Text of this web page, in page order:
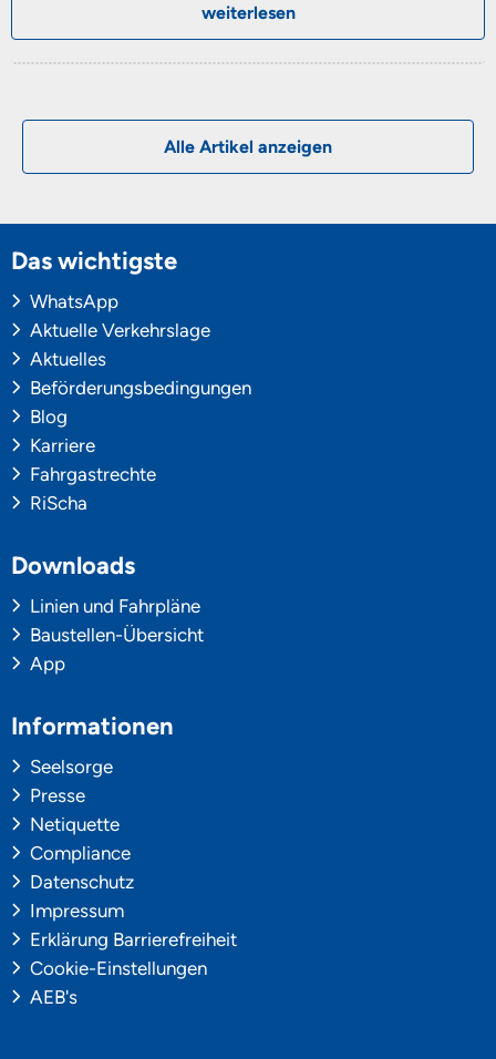
weiterlesen
Alle Artikel anzeigen
Das wichtigste
WhatsApp
Aktuelle Verkehrslage
Aktuelles
Beförderungsbedingungen
Blog
Karriere
Fahrgastrechte
RiScha
Downloads
Linien und Fahrpläne
Baustellen-Übersicht
App
Informationen
Seelsorge
Presse
Netiquette
Compliance
Datenschutz
Impressum
Erklärung Barrierefreiheit
Cookie-Einstellungen
AEB's